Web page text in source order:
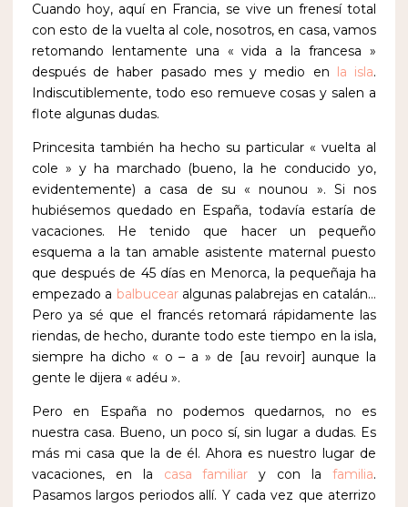
Cuando hoy, aquí en Francia, se vive un frenesí total
con esto de la vuelta al cole, nosotros, en casa, vamos
retomando lentamente una « vida a la francesa »
después de haber pasado mes y medio en la isla.
Indiscutiblemente, todo eso remueve cosas y salen a
flote algunas dudas.
Princesita también ha hecho su particular « vuelta al
cole » y ha marchado (bueno, la he conducido yo,
evidentemente) a casa de su « nounou ». Si nos
hubiésemos quedado en España, todavía estaría de
vacaciones. He tenido que hacer un pequeño
esquema a la tan amable asistente maternal puesto
que después de 45 días en Menorca, la pequeñaja ha
empezado a balbucearalgunas palabrejas en catalán…
Pero ya sé que el francés retomará rápidamente las
riendas, de hecho, durante todo este tiempo en la isla,
siempre ha dicho « o – a » de [au revoir] aunque la
gente le dijera « adéu ».
Pero en España no podemos quedarnos, no es
nuestra casa. Bueno, un poco sí, sin lugar a dudas. Es
más mi casa que la de él. Ahora es nuestro lugar de
vacaciones, en la casa familiary con lafamilia.
Pasamos largos periodos allí. Y cada vez que aterrizo